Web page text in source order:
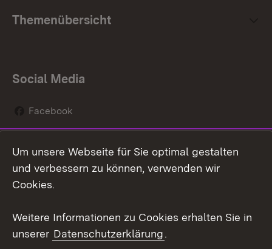
Themenübersicht
Social Media
Facebook
Social Wall
Youtube
Kontakt
Datenschutz
Um unsere Webseite für Sie optimal gestalten
und verbessern zu können, verwenden wir
Cookies.
Weitere Informationen zu Cookies erhalten Sie in
unserer Datenschutzerklärung.